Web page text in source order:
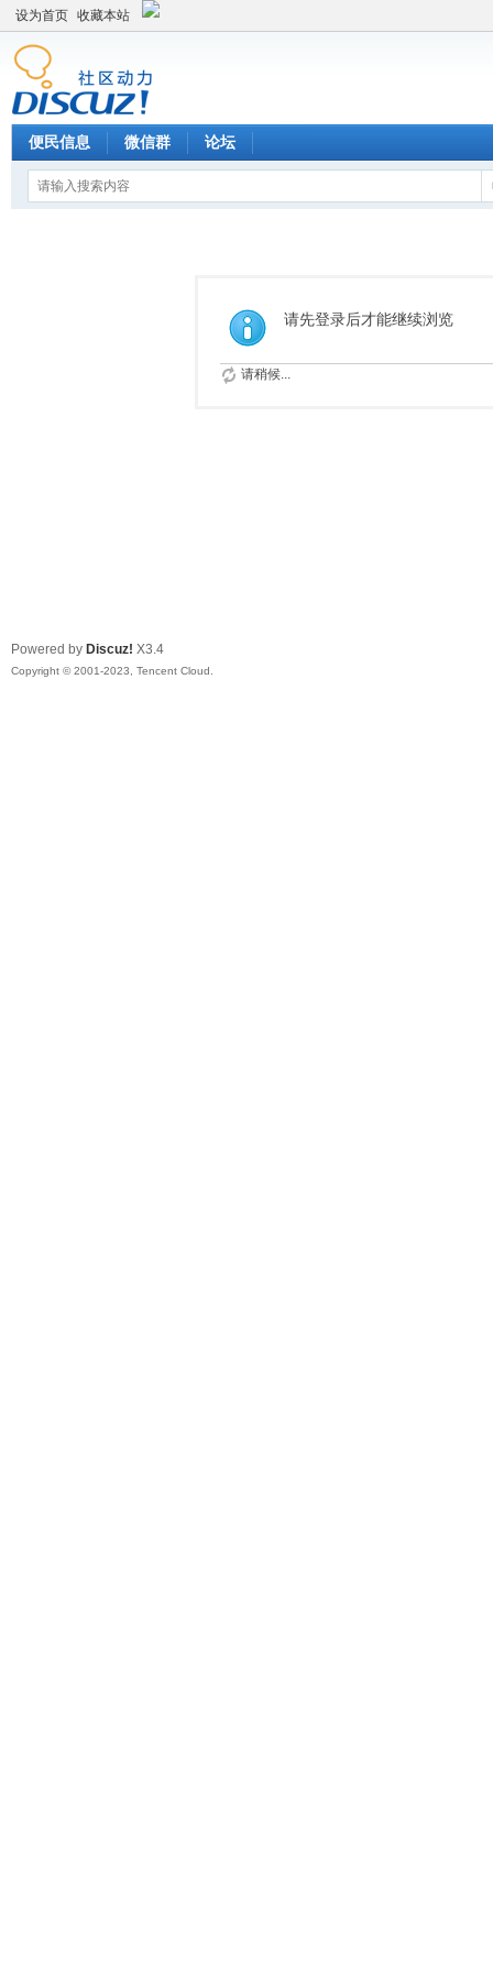
设为首页 收藏本站
便民信息 微信群 论坛
请先登录后才能继续浏览
请稍候...
Powered by Discuz! X3.4
Copyright © 2001-2023, Tencent Cloud.